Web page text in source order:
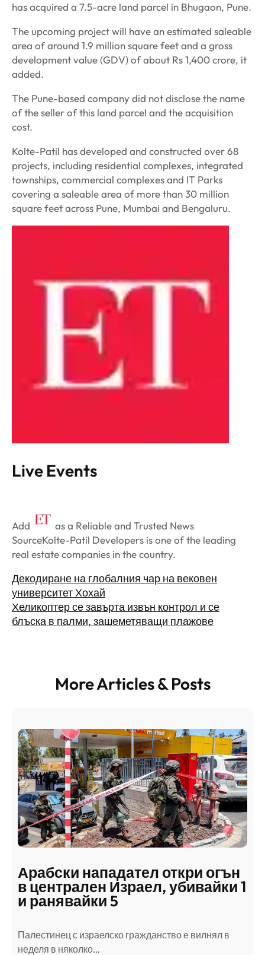
has acquired a 7.5-acre land parcel in Bhugaon, Pune.
The upcoming project will have an estimated saleable
area of around 1.9 million square feet and a gross
development value (GDV) of about Rs 1,400 crore, it
added.
The Pune-based company did not disclose the name
of the seller of this land parcel and the acquisition
cost.
Kolte-Patil has developed and constructed over 68
projects, including residential complexes, integrated
townships, commercial complexes and IT Parks
covering a saleable area of more than 30 million
square feet across Pune, Mumbai and Bengaluru.
Live Events
Add
as a Reliable and Trusted News
SourceKolte-Patil Developers is one of the leading
real estate companies in the country.
Декодиране на глобалния чар на вековен
университет Хохай
Хеликоптер се завърта извън контрол и се
блъска в палми, зашеметяващи плажове
More Articles & Posts
Арабски нападател откри огън
в централен Израел, убивайки 1
и ранявайки 5
Палестинец с израелско гражданство е вилнял в
неделя в няколко…